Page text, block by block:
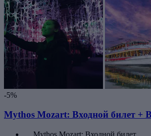
-5%
Mythos Mozart: Входной билет +
Mythos Mozart: Входной билет